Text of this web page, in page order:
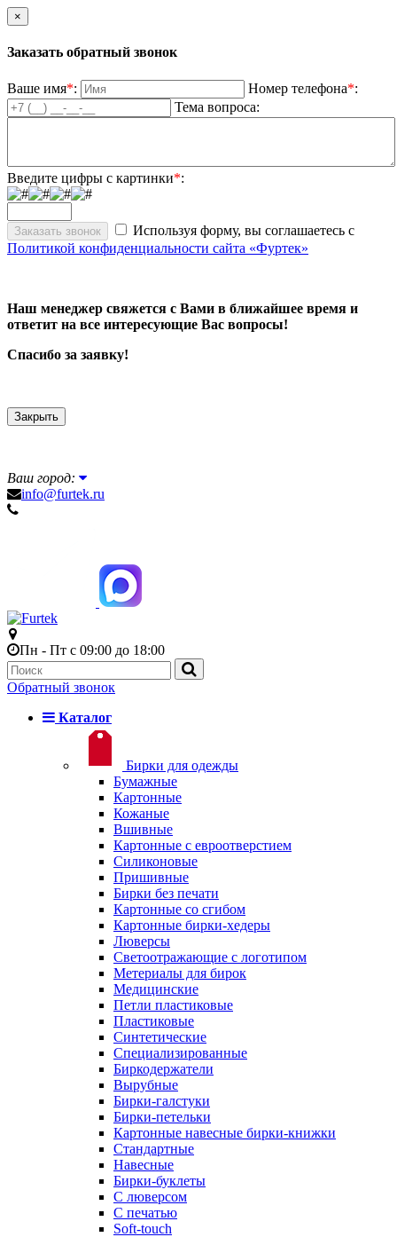
×
Заказать обратный звонок
Ваше имя*: Номер телефона*:
Тема вопроса:
Введите цифры с картинки*:
Используя форму, вы соглашаетесь с
Политикой конфиденциальности сайта «Фуртек»
Наш менеджер свяжется с Вами в ближайшее время и
ответит на все интересующие Вас вопросы!
Спасибо за заявку!
Закрыть
Ваш город:
info@furtek.ru
Пн - Пт с 09:00 до 18:00
Обратный звонок
Каталог
Бирки для одежды
Бумажные
Картонные
Кожаные
Вшивные
Картонные с евроотверстием
Силиконовые
Пришивные
Бирки без печати
Картонные со сгибом
Картонные бирки-хедеры
Люверсы
Светоотражающие с логотипом
Метериалы для бирок
Медицинские
Петли пластиковые
Пластиковые
Синтетические
Специализированные
Биркодержатели
Вырубные
Бирки-галстуки
Бирки-петельки
Картонные навесные бирки-книжки
Стандартные
Навесные
Бирки-буклеты
С люверсом
С печатью
Soft-touch